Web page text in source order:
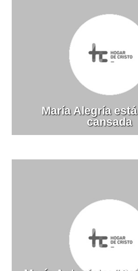
María Alegría
cansada